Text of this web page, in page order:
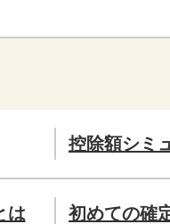
控除額シミ
は 初めての確